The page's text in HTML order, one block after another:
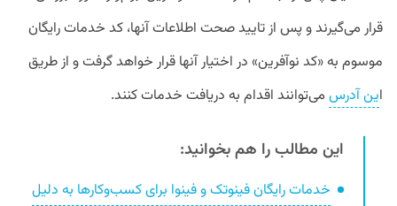
قرار می‌گیرند و پس از تایید صحت اطلاعات آنها، کد خدمات رایگان
موسوم به «کد نوآفرین» در اختیار آنها قرار خواهد گرفت و از طریق
این آدرس می‌توانند اقدام به دریافت خدمات کنند.
این مطالب را هم بخوانید:
خدمات رایگان فینوتک و فینوا برای کسب‌وکارها به دلیل